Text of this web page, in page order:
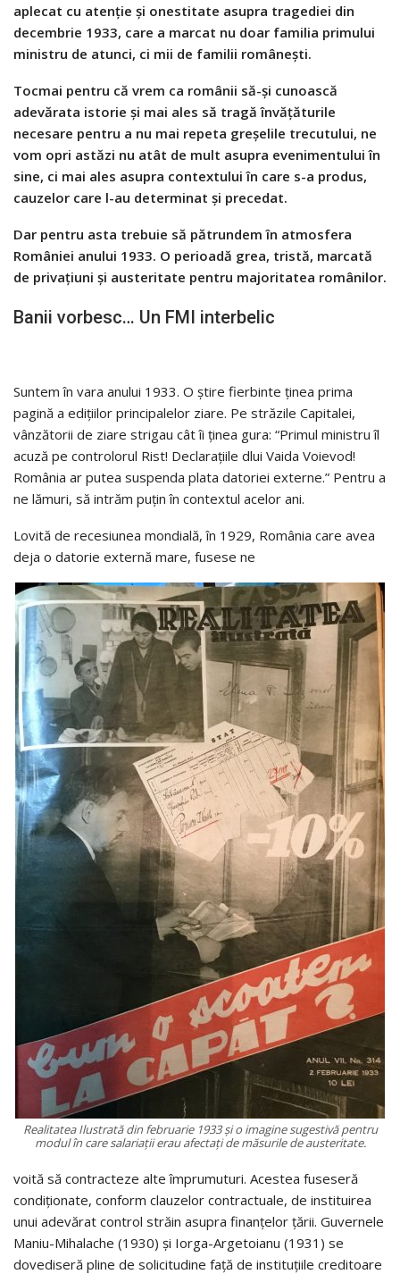
aplecat cu atenție și onestitate asupra tragediei din
decembrie 1933, care a marcat nu doar familia primului
ministru de atunci, ci mii de familii românești.
Tocmai pentru că vrem ca românii să-și cunoască
adevărata istorie și mai ales să tragă învățăturile
necesare pentru a nu mai repeta greșelile trecutului, ne
vom opri astăzi nu atât de mult asupra evenimentului în
sine, ci mai ales asupra contextului în care s-a produs,
cauzelor care l-au determinat și precedat.
Dar pentru asta trebuie să pătrundem în atmosfera
României anului 1933. O perioadă grea, tristă, marcată
de privațiuni și austeritate pentru majoritatea românilor.
Banii vorbesc… Un FMI interbelic
Suntem în vara anului 1933. O știre fierbinte ținea prima
pagină a edițiilor principalelor ziare. Pe străzile Capitalei,
vânzătorii de ziare strigau cât îi ținea gura: “Primul ministru îl
acuză pe controlorul Rist! Declarațiile dlui Vaida Voievod!
România ar putea suspenda plata datoriei externe.” Pentru a
ne lămuri, să intrăm puțin în contextul acelor ani.
Lovită de recesiunea mondială, în 1929, România care avea
deja o datorie externă mare, fusese ne
Realitatea Ilustrată din februarie 1933 și o imagine sugestivă pentru
modul în care salariații erau afectați de măsurile de austeritate.
voită să contracteze alte împrumuturi. Acestea fuseseră
condiționate, conform clauzelor contractuale, de instituirea
unui adevărat control străin asupra finanţelor ţării. Guvernele
Maniu-Mihalache (1930) și Iorga-Argetoianu (1931) se
dovediseră pline de solicitudine față de instituțiile creditoare